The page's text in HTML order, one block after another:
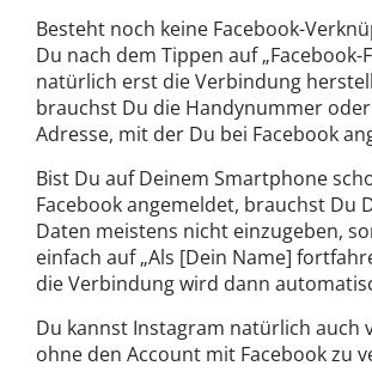
Besteht noch keine Facebook-
Du nach dem Tippen auf „Facebook-
natürlich erst die Verbindung
brauchst Du die Handynummer oder
Adresse, mit der Du bei Facebook
Bist Du auf Deinem Smartphone
Facebook angemeldet, brauchst Du
Daten meistens nicht einzugeben,
einfach auf „Als [Dein Name]
die Verbindung wird dann
Du kannst Instagram natürlich auch
ohne den Account mit Facebook zu